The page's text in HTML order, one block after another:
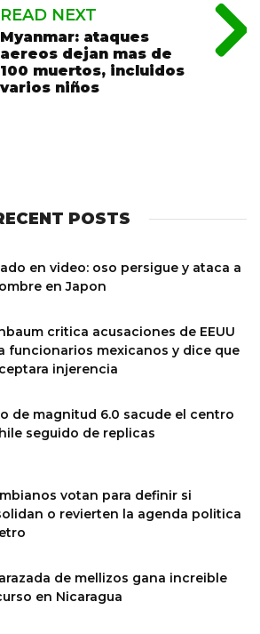
READ NEXT
Myanmar: ataques
aereos dejan mas de
100 muertos, incluidos
varios niños
POSTS
en video: oso persigue y ataca a
en Japon
critica acusaciones de EEUU
funcionarios mexicanos y dice que
injerencia
de magnitud 6.0 sacude el centro
seguido de replicas
votan para definir si
o revierten la agenda politica
de mellizos gana increible
en Nicaragua